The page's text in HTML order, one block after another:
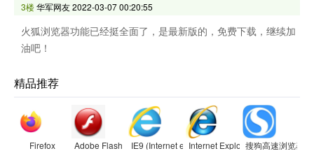
3楼华军网友2022-03-07 00:20:55
火狐浏览器功能已经挺全面了，是最新版的，免费下载，继续加
油吧！
精品推荐
Firefox Adobe Flash PlayerIE9 (Internet explorer 9)Internet Explorer 8搜狗高速浏览器